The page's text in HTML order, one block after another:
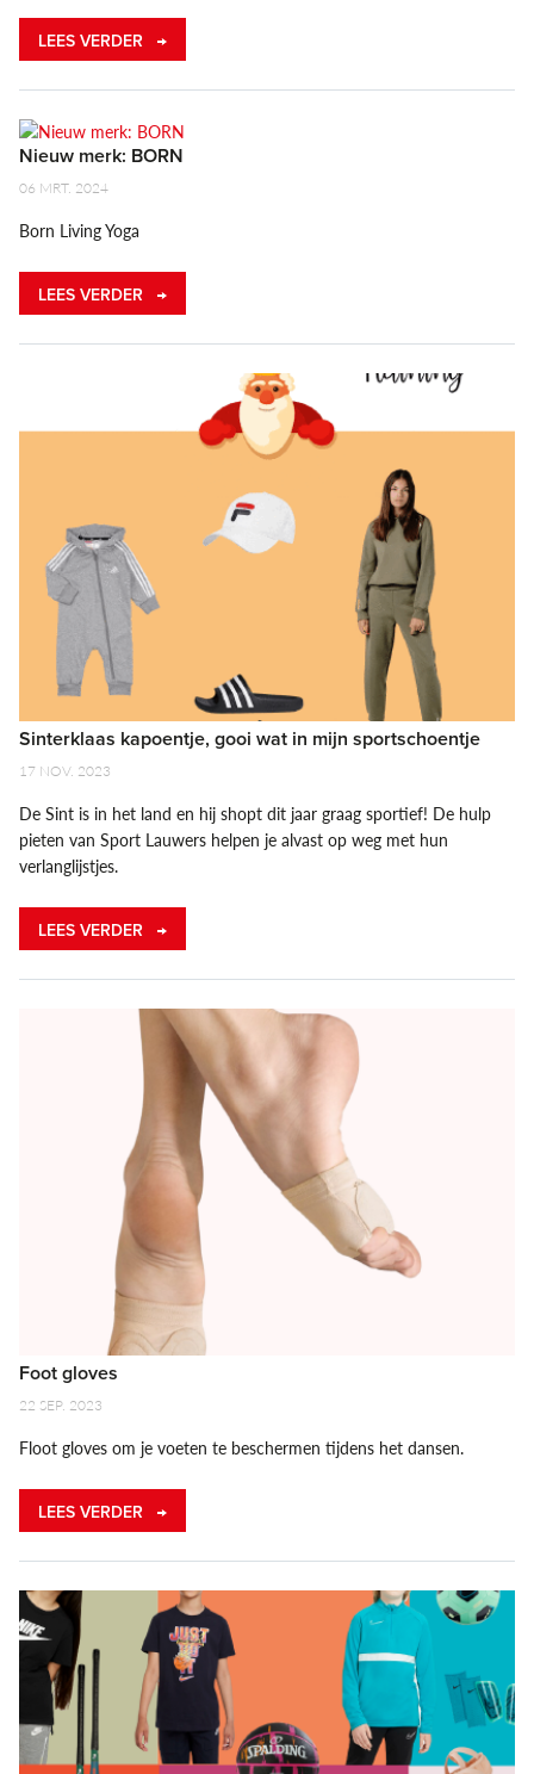
LEES VERDER
Nieuw merk: BORN
06 MRT. 2024
Born Living Yoga
LEES VERDER
Sinterklaas kapoentje, gooi wat in mijn sportschoentje
17 NOV. 2023
De Sint is in het land en hij shopt dit jaar graag sportief! De hulp
pieten van Sport Lauwers helpen je alvast op weg met hun
verlanglijstjes.
LEES VERDER
Foot gloves
22 SEP. 2023
Floot gloves om je voeten te beschermen tijdens het dansen.
LEES VERDER